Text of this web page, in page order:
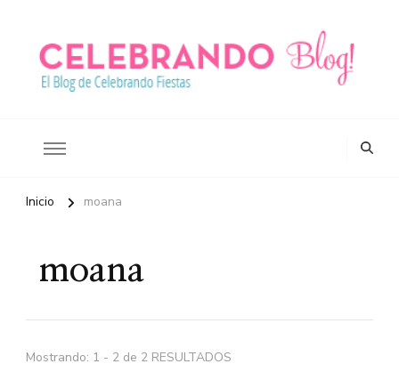
Inicio moana
moana
Mostrando: 1 - 2 de 2 RESULTADOS